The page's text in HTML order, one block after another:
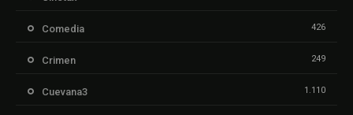
Comedia 426
Crimen 249
Cuevana3 1.110